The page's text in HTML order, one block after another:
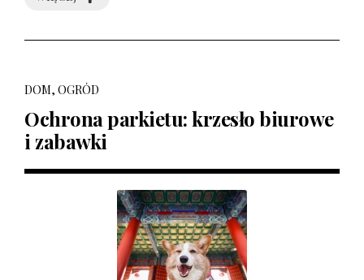
DOM, OGRÓD
Ochrona parkietu: krzesło biurowe
i zabawki